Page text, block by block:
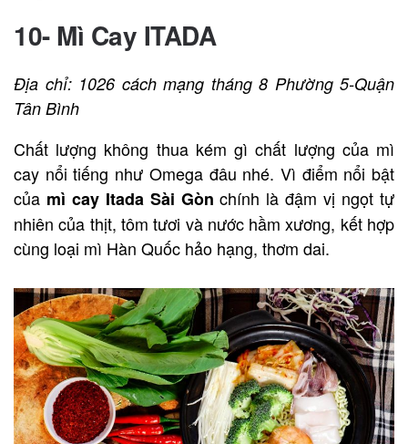
10- Mì Cay ITADA
Địa chỉ: 1026 cách mạng tháng 8 Phường 5-Quận
Tân Bình
Chất lượng không thua kém gì chất lượng của mì
cay nổi tiếng như Omega đâu nhé. Vì điểm nổi bật
của mì cay Itada Sài Gòn chính là đậm vị ngọt tự
nhiên của thịt, tôm tươi và nước hầm xương, kết hợp
cùng loại mì Hàn Quốc hảo hạng, thơm dai.